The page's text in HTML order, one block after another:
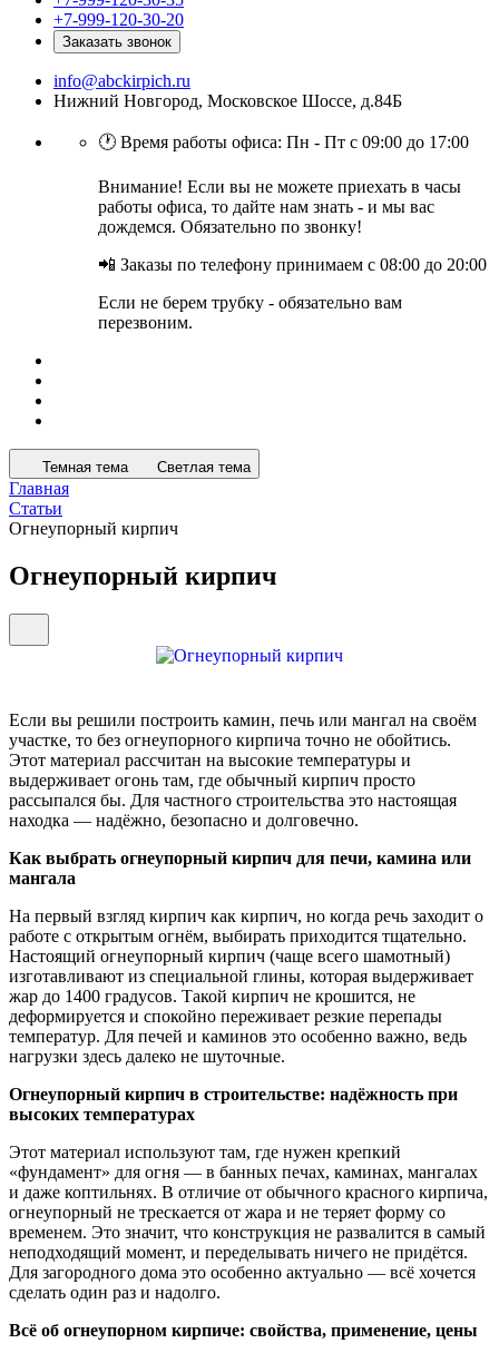
+7-999-120-30-20
Заказать звонок
info@abckirpich.ru
Нижний Новгород, Московское Шоссе, д.84Б
🕐 Время работы офиса: Пн - Пт с 09:00 до 17:00
Внимание! Если вы не можете приехать в часы
работы офиса, то дайте нам знать - и мы вас
дождемся. Обязательно по звонку!
📲 Заказы по телефону принимаем с 08:00 до 20:00
Если не берем трубку - обязательно вам
перезвоним.
Темная тема Светлая тема
Главная
Статьи
Огнеупорный кирпич
Огнеупорный кирпич
Если вы решили построить камин, печь или мангал на своём
участке, то без огнеупорного кирпича точно не обойтись.
Этот материал рассчитан на высокие температуры и
выдерживает огонь там, где обычный кирпич просто
рассыпался бы. Для частного строительства это настоящая
находка — надёжно, безопасно и долговечно.
Как выбрать огнеупорный кирпич для печи, камина или
мангала
На первый взгляд кирпич как кирпич, но когда речь заходит о
работе с открытым огнём, выбирать приходится тщательно.
Настоящий огнеупорный кирпич (чаще всего шамотный)
изготавливают из специальной глины, которая выдерживает
жар до 1400 градусов. Такой кирпич не крошится, не
деформируется и спокойно переживает резкие перепады
температур. Для печей и каминов это особенно важно, ведь
нагрузки здесь далеко не шуточные.
Огнеупорный кирпич в строительстве: надёжность при
высоких температурах
Этот материал используют там, где нужен крепкий
«фундамент» для огня — в банных печах, каминах, мангалах
и даже коптильнях. В отличие от обычного красного кирпича,
огнеупорный не трескается от жара и не теряет форму со
временем. Это значит, что конструкция не развалится в самый
неподходящий момент, и переделывать ничего не придётся.
Для загородного дома это особенно актуально — всё хочется
сделать один раз и надолго.
Всё об огнеупорном кирпиче: свойства, применение, цены